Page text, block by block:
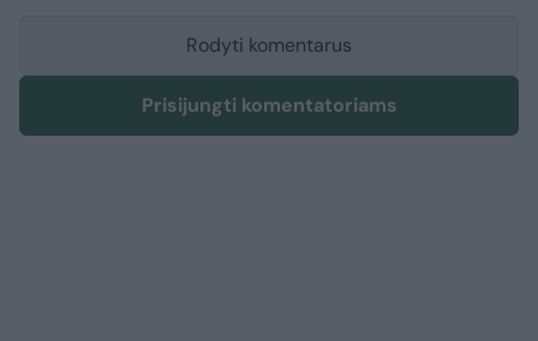
Rodyti komentarus
Prisijungti komentatoriams